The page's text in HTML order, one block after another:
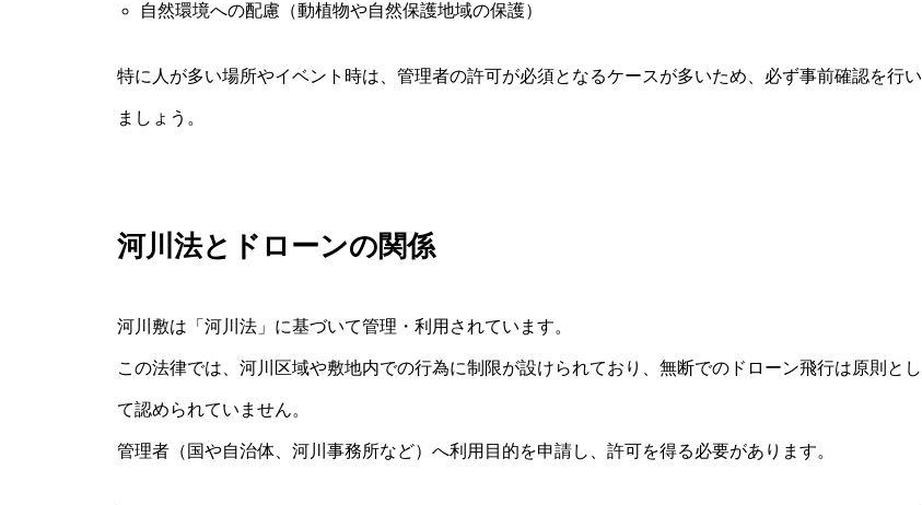
自然環境への配慮（動植物や自然保護地域の保護）
特に人が多い場所やイベント時は、管理者の許可が必須となるケースが多いため、必ず事前確認を行い
ましょう。
河川法とドローンの関係
河川敷は「河川法」に基づいて管理・利用されています。
この法律では、河川区域や敷地内での行為に制限が設けられており、無断でのドローン飛行は原則とし
て認められていません。
管理者（国や自治体、河川事務所など）へ利用目的を申請し、許可を得る必要があります。